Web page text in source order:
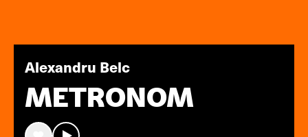
Alexandru Belc
METRONOM